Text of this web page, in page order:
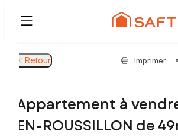
Retour Imprimer
Appartement à
EN-ROUSSILLON de